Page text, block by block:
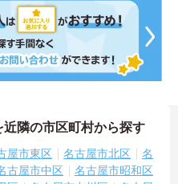
隣の市区町村から探す
屋市東区 名古屋市北区
名
古屋市中区
名古屋市昭和区